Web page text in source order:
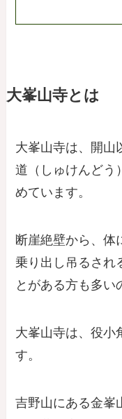
大峯山寺とは
大峯山寺は、開山
道（しゅけんどう
めています。
断崖絶壁から、体
乗り出し吊るされ
とがある方も多い
大峯山寺は、役小
す。
吉野山にある金峯